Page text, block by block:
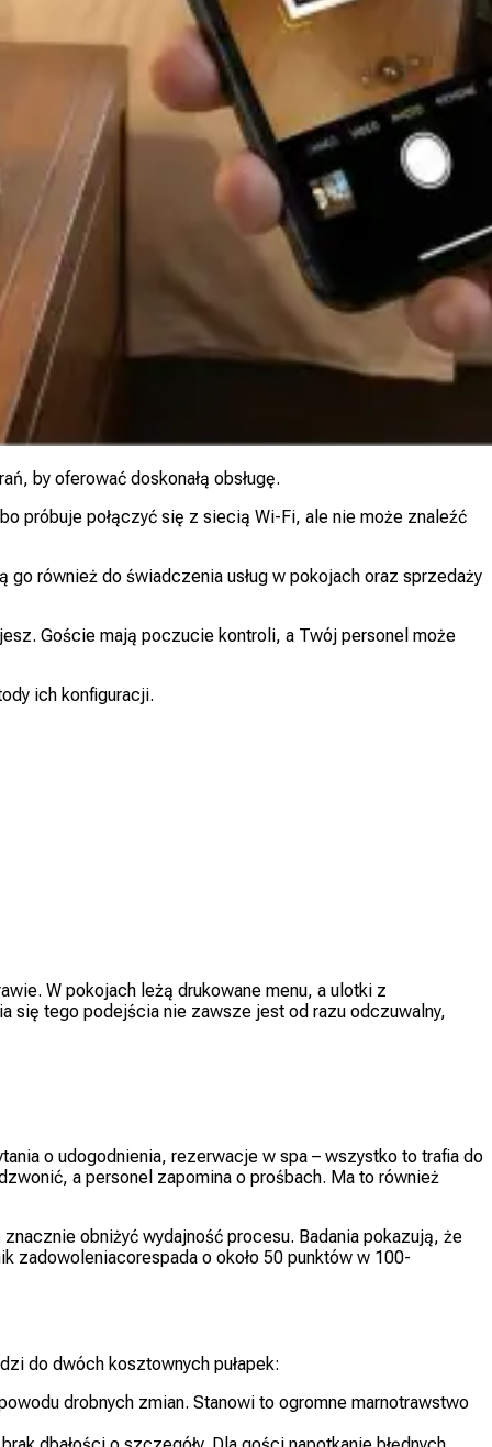
by oferować doskonałą obsługę.
próbuje połączyć się z siecią Wi-Fi, ale nie może znaleźć
również do świadczenia usług w pokojach oraz sprzedaży
Goście mają poczucie kontroli, a Twój personel może
ich konfiguracji.
W pokojach leżą drukowane menu, a ulotki z
się tego podejścia nie zawsze jest od razu odczuwalny,
o udogodnienia, rezerwacje w spa – wszystko to trafia do
a personel zapomina o prośbach. Ma to również
obniżyć wydajność procesu. Badania pokazują, że
zadowoleniacorespada o około 50 punktów w 100-
do dwóch kosztownych pułapek:
drobnych zmian. Stanowi to ogromne marnotrawstwo